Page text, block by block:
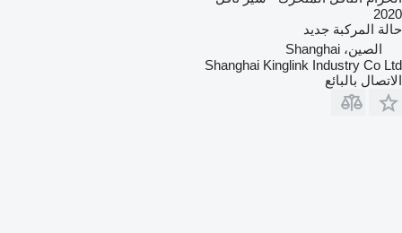
2020
حالة المركبة جديد
الصين، Shanghai
Shanghai Kinglink Industry Co Ltd
الاتصال بالبائع